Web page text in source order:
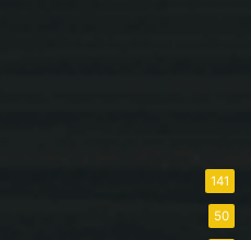
141
50